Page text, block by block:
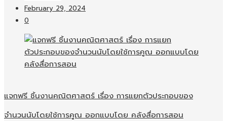
February 29, 2024
0
แจกฟรี ชิ้นงานคณิตศาสตร์ เรื่อง การแยกตัวประกอบของ
จำนวนนับโดยใช้การคูณ ออกแบบโดย คลังสื่อการสอน